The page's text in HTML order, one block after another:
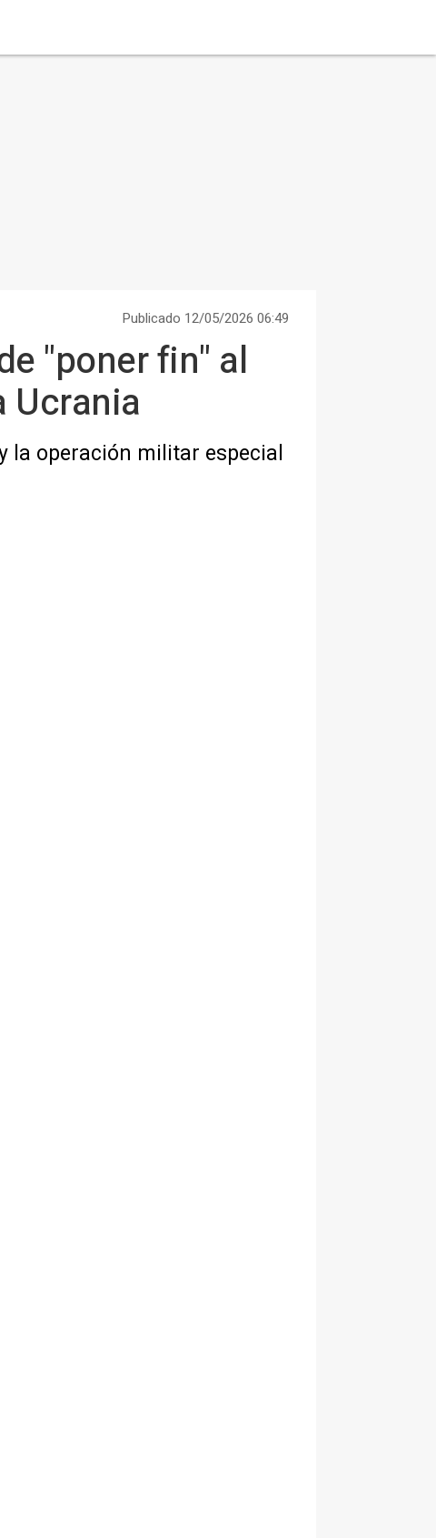
Publicado 12/05/2026 06:49
"poner fin" al
Ucrania
la operación militar especial